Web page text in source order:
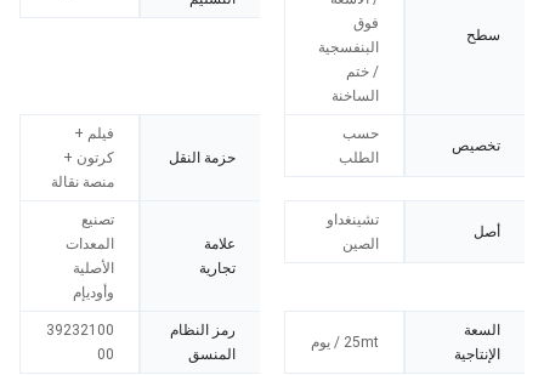
سطح
فوق
البنفسجية
/ ختم
الساخنة
حزمة النقل
فيلم +
كرتون +
منصة نقالة
تخصيص
حسب
الطلب
علامة
تجارية
تصنيع
المعدات
الأصلية
وأوديإم
أصل
تشينغداو
الصين
رمز النظام
المنسق
39232100
00
السعة
الإنتاجية
25mt / يوم